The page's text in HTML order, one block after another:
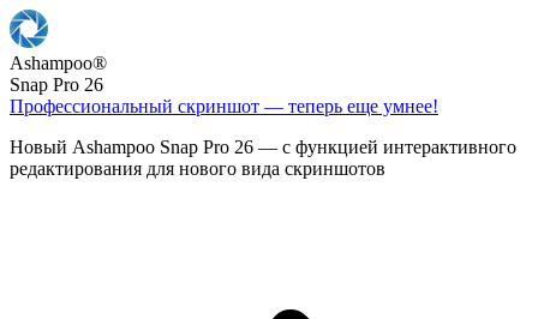
Ashampoo®
Snap Pro 26
Профессиональный скриншот — теперь еще умнее!
Новый Ashampoo Snap Pro 26 — с функцией интерактивного
редактирования для нового вида скриншотов